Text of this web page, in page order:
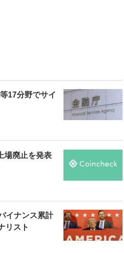
17分野でサイ
場廃止を発表
イナンス累計
リスト